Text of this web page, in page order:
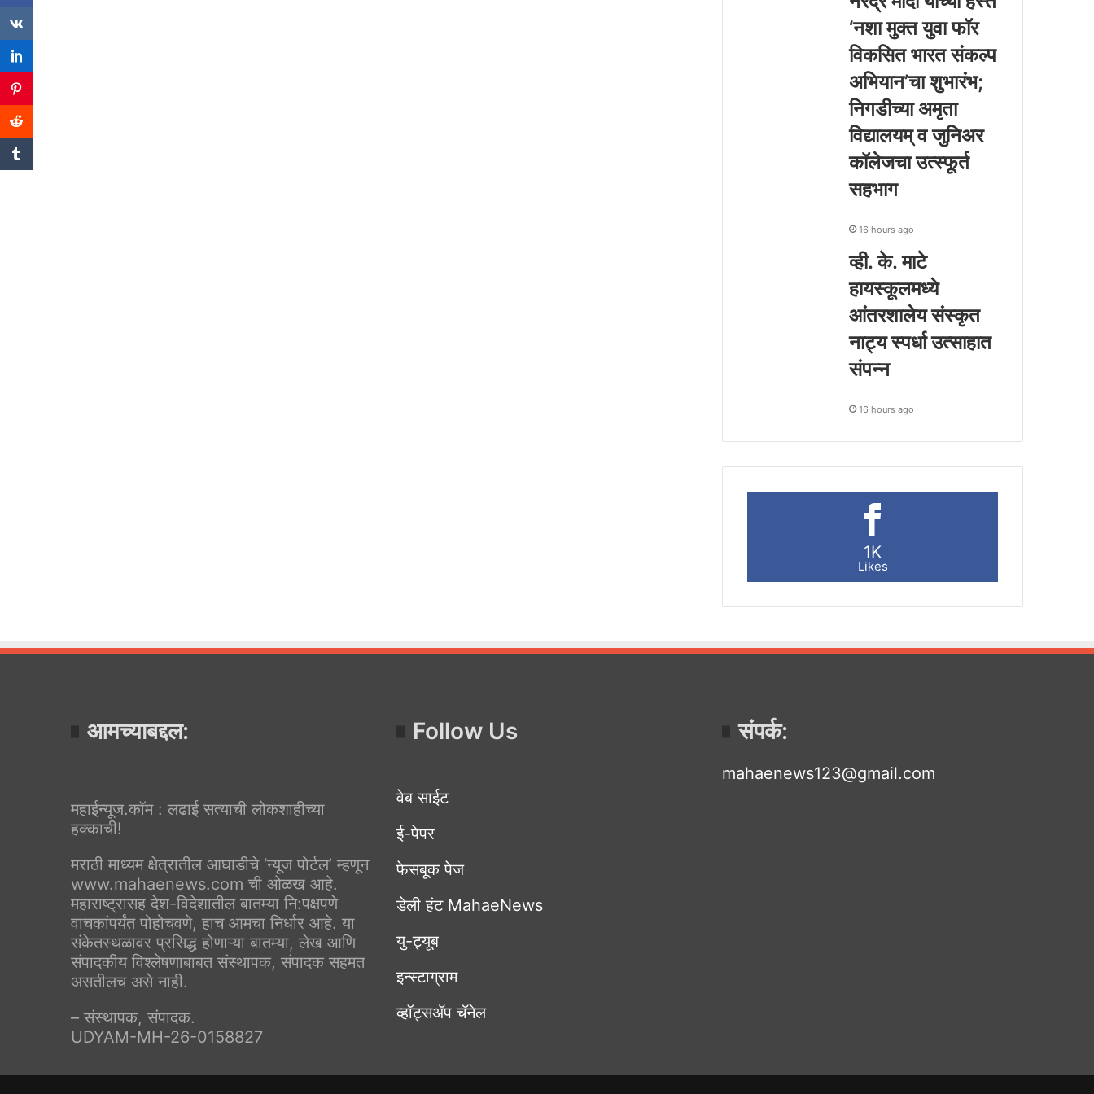
‘नशा मुक्त युवा फॉर
विकसित भारत संकल्प
अभियान’चा शुभारंभ;
निगडीच्या अमृता
विद्यालयम् व जुनिअर
कॉलेजचा उत्स्फूर्त
सहभाग
16 hours ago
व्ही. के. माटे
हायस्कूलमध्ये
आंतरशालेय संस्कृत
नाट्य स्पर्धा उत्साहात
संपन्न
16 hours ago
1K
Likes
आमच्याबद्दल:
महाईन्यूज.कॉम : लढाई सत्याची लोकशाहीच्या
हक्काची!
मराठी माध्यम क्षेत्रातील आघाडीचे ‘न्यूज पोर्टल’ म्हणून
www.mahaenews.com ची ओळख आहे.
महाराष्ट्रासह देश-विदेशातील बातम्या नि:पक्षपणे
वाचकांपर्यंत पोहोचवणे, हाच आमचा निर्धार आहे. या
संकेतस्थळावर प्रसिद्ध होणाऱ्या बातम्या, लेख आणि
संपादकीय विश्लेषणाबाबत संस्थापक, संपादक सहमत
असतीलच असे नाही.
– संस्थापक, संपादक.
UDYAM-MH-26-0158827
Follow Us
वेब साईट
ई-पेपर
फेसबूक पेज
डेली हंट MahaeNews
यु-ट्यूब
इन्स्टाग्राम
व्हॉट्सॲप चॅनेल
संपर्क:
mahaenews123@gmail.com